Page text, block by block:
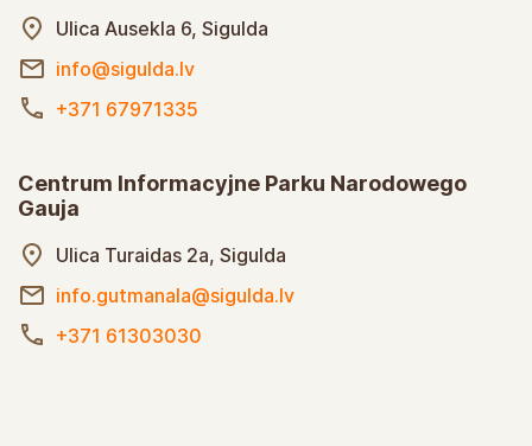
Ulica Ausekla 6, Sigulda
info@sigulda.lv
+371 67971335
Centrum Informacyjne Parku Narodowego
Gauja
Ulica Turaidas 2a, Sigulda
info.gutmanala@sigulda.lv
+371 61303030